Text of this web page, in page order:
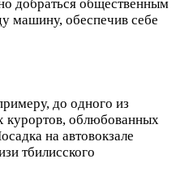
добраться общественным
машину, обеспечив себе
до одного из
курортов, облюбованных
на автовокзале
тбилисского